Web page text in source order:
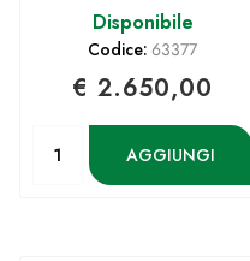
Disponibile
Codice: 63377
€ 2.650,00
AGGIUNGI